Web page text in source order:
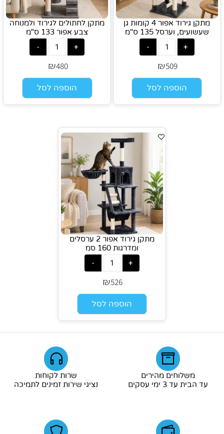
מתקן גירוד אפור 4 קומות גן
שעשועים, וערסל 135 ס"מ
₪509
הוספה לסל
מתקן לחתולים לגירוד ולמנוחה
צבע אפור 133 ס"מ
₪480
הוספה לסל
מתקן גירוד אפור 2 ערסלים
ומדרגות 160 סמ
₪526
הוספה לסל
משלוחים מהירים
עד הבית עד 3 ימי עסקים
שרות לקוחות
נציגי שירות זמינים לתמיכה